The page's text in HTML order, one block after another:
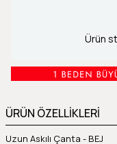
Ürün
ÜRÜN ÖZELLİKLERİ
Uzun Askılı Çanta - BEJ